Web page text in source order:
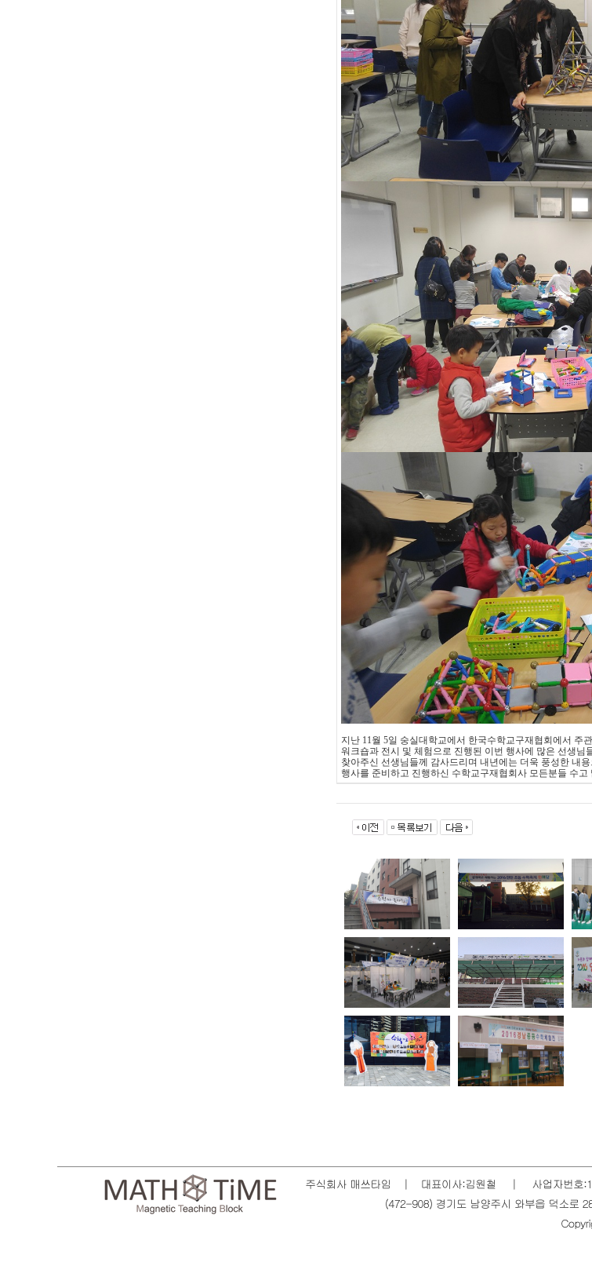
지난 11월 5일 숭실대학교에서 한국수학교구재협회에서 주
워크숍과 전시 및 체험으로 진행된 이번 행사에 많은 선생님
찾아주신 선생님들께 감사드리며 내년에는 더욱 풍성한 내
행사를 준비하고 진행하신 수학교구재협회사 모든분들 수고